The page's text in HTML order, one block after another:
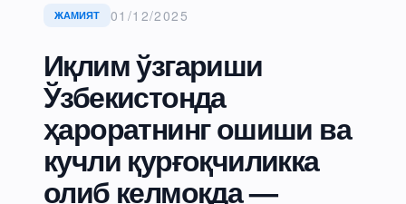
ЖАМИЯТ 01/12/2025
Иқлим ўзгариши
Ўзбекистонда
ҳароратнинг ошиши ва
кучли қурғоқчиликка
олиб келмоқда —